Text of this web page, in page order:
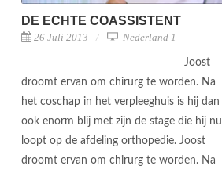
DE ECHTE COASSISTENT
26 Juli 2013 Nederland 1
Joost
droomt ervan om chirurg te worden. Na
het coschap in het verpleeghuis is hij dan
ook enorm blij met zijn de stage die hij nu
loopt op de afdeling orthopedie. Joost
droomt ervan om chirurg te worden. Na